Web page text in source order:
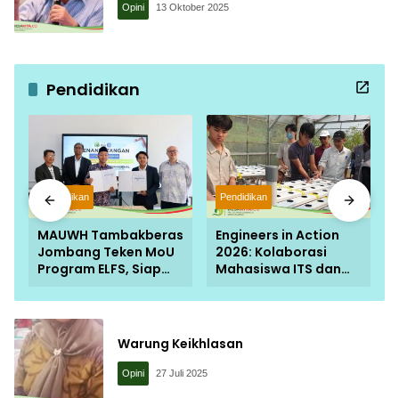
Opini 13 Oktober 2025
Pendidikan
Pendidikan
MAUWH Tambakberas
Jombang Teken MoU
Program ELFS, Siap
Saing Global
Pendidikan
Engineers in Action
2026: Kolaborasi
Mahasiswa ITS dan
Desa Kemiri Menjadi
Warung Keikhlasan
Opini 27 Juli 2025